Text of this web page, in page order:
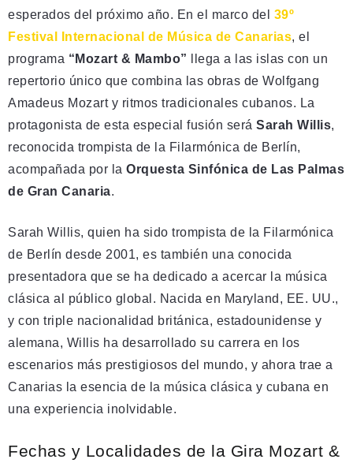
esperados del próximo año. En el marco del 39º
Festival Internacional de Música de Canarias, el
programa “Mozart & Mambo” llega a las islas con un
repertorio único que combina las obras de Wolfgang
Amadeus Mozart y ritmos tradicionales cubanos. La
protagonista de esta especial fusión será Sarah Willis,
reconocida trompista de la Filarmónica de Berlín,
acompañada por la Orquesta Sinfónica de Las Palmas
de Gran Canaria.
Sarah Willis, quien ha sido trompista de la Filarmónica
de Berlín desde 2001, es también una conocida
presentadora que se ha dedicado a acercar la música
clásica al público global. Nacida en Maryland, EE. UU.,
y con triple nacionalidad británica, estadounidense y
alemana, Willis ha desarrollado su carrera en los
escenarios más prestigiosos del mundo, y ahora trae a
Canarias la esencia de la música clásica y cubana en
una experiencia inolvidable.
Fechas y Localidades de la Gira Mozart &